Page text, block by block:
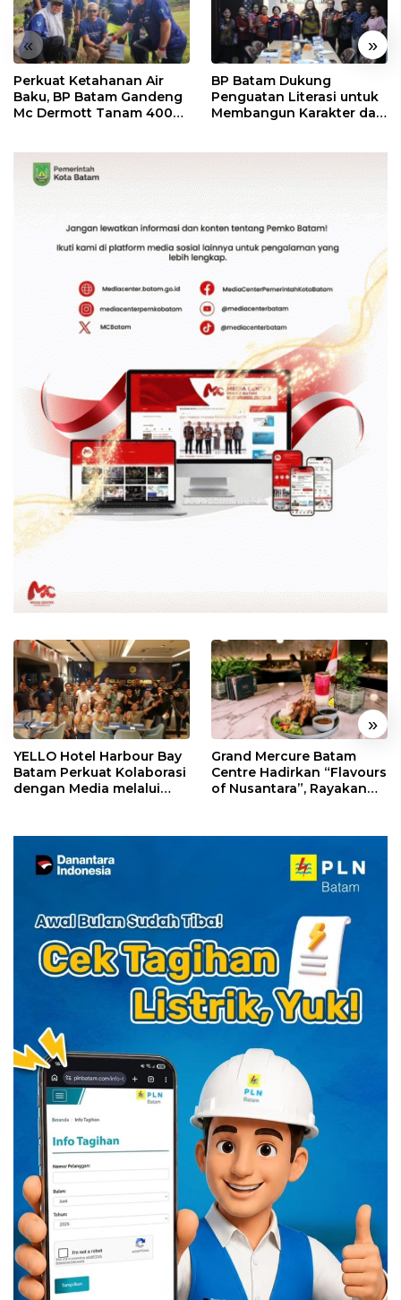
« »
Perkuat Ketahanan Air
Baku, BP Batam Gandeng
Mc Dermott Tanam 400
BP Batam Dukung
Penguatan Literasi untuk
Membangun Karakter dan
« »
YELLO Hotel Harbour Bay
Batam Perkuat Kolaborasi
dengan Media melalui
Grand Mercure Batam
Centre Hadirkan “Flavours
of Nusantara”, Rayakan